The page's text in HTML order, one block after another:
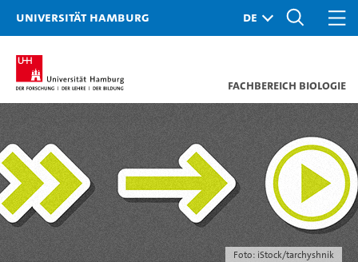
Universität Hamburg
Fachbereich Biologie
Foto: iStock/tarchyshnik